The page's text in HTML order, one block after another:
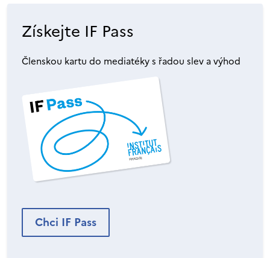
Získejte IF Pass
Členskou kartu do mediatéky s řadou slev a výhod
Chci IF Pass